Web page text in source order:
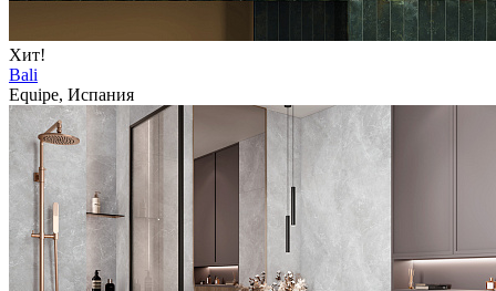
Хит!
Bali
Equipe, Испания